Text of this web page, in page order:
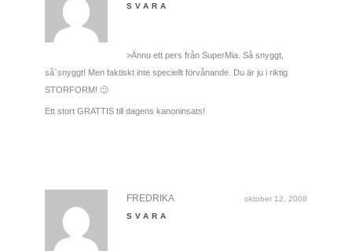
SVARA
>Ännu ett pers från SuperMia. Så snyggt,
så¨snyggt! Men faktiskt inte speciellt förvånande. Du är ju i riktig
STORFORM! 🙂
Ett stort GRATTIS till dagens kanoninsats!
oktober 12, 2008
FREDRIKA
SVARA